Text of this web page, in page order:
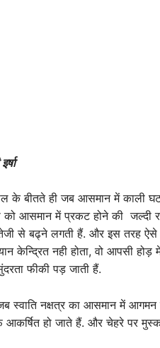
के बीतते ही जब आसमान में काली
आसमान में प्रकट होने की जल्दी
से बढ्ने लगती हैं. और इस तरह ऐसे
केन्द्रित नही होता, वो आपसी
फीकी पड़ जाती हैं.
स्वाति नक्षत्र का आसमान में आगमन
आकर्षित हो जाते हैं. और चेहरे पर